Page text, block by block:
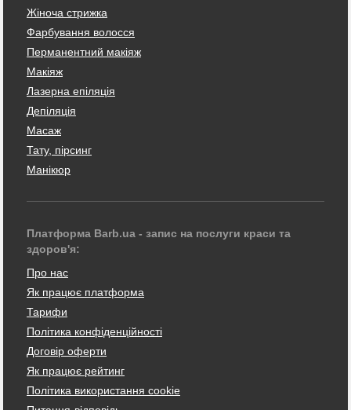
Жіноча стрижка
Фарбування волосся
Перманентний макіяж
Макіяж
Лазерна епіляція
Депіляція
Масаж
Тату, пірсинг
Манікюр
Платформа Barb.ua - запис на послуги краси та
здоров'я:
Про нас
Як працює платформа
Тарифи
Політика конфіденційності
Договір оферти
Як працює рейтинг
Політика використання cookie